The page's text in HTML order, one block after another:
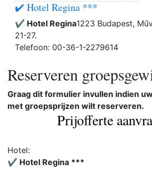
✔️ Hotel Regina ***
✔️ Hotel Regina1223 Budapest,
21-27.
Telefoon: 00-36-1-2279614
Reserveren
Graag dit formulier invullen indien
met groepsprijzen wilt reserveren.
Prijofferte
Hotel:
✔️ Hotel Regina ***